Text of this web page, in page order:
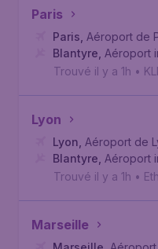
Paris
Paris Aéroport de
Blantyre Aéroport
Trouvé il y a 1h •
Lyon
Lyon Aéroport de
Blantyre Aéroport
Trouvé il y a 1h •
Marseille